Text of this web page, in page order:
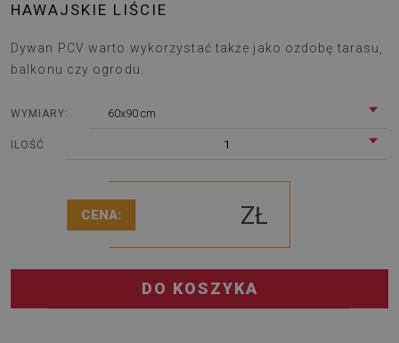
HAWAJSKIE LIŚCIE
Dywan PCV warto wykorzystać także jako ozdobę tarasu,
balkonu czy ogrodu.
WYMIARY: 60x90 cm
ILOŚĆ 1
CENA: ZŁ
DO KOSZYKA